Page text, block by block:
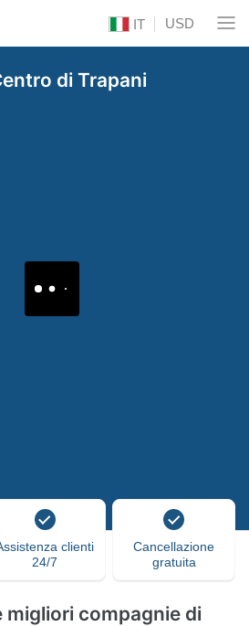
IT USD
di Trapani
clienti
24/7
Cancellazione
gratuita
migliori compagnie di